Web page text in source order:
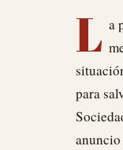
L a
para